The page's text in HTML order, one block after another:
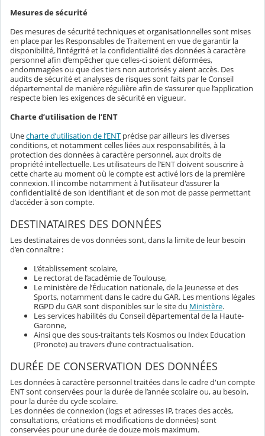
Mesures de sécurité
Des mesures de sécurité techniques et organisationnelles sont mises
en place par les Responsables de Traitement en vue de garantir la
disponibilité, l’intégrité et la confidentialité des données à caractère
personnel afin d’empêcher que celles-ci soient déformées,
endommagées ou que des tiers non autorisés y aient accès. Des
audits de sécurité et analyses de risques sont faits par le Conseil
départemental de manière régulière afin de s’assurer que l’application
respecte bien les exigences de sécurité en vigueur.
Charte d’utilisation de l’ENT
Unecharte d’utilisation de l’ENT précise par ailleurs les diverses
conditions, et notamment celles liées aux responsabilités, à la
protection des données à caractère personnel, aux droits de
propriété intellectuelle. Les utilisateurs de l’ENT doivent souscrire à
cette charte au moment où le compte est activé lors de la première
connexion. Il incombe notamment à l’utilisateur d'assurer la
confidentialité de son identifiant et de son mot de passe permettant
d’accéder à son compte.
DESTINATAIRES DES DONNÉES
Les destinataires de vos données sont, dans la limite de leur besoin
d’en connaître :
L’établissement scolaire,
Le rectorat de l’académie de Toulouse,
Le ministère de l’Éducation nationale, de la Jeunesse et des
Sports, notamment dans le cadre du GAR. Les mentions légales
RGPD du GAR sont disponibles sur le site du Ministère.
Les services habilités du Conseil départemental de la Haute-
Garonne,
Ainsi que des sous-traitants tels Kosmos ou Index Education
(Pronote) au travers d’une contractualisation.
DURÉE DE CONSERVATION DES DONNÉES
Les données à caractère personnel traitées dans le cadre d'un compte
ENT sont conservées pour la durée de l’année scolaire ou, au besoin,
pour la durée du cycle scolaire.
Les données de connexion (logs et adresses IP, traces des accès,
consultations, créations et modifications de données) sont
conservées pour une durée de douze mois maximum.